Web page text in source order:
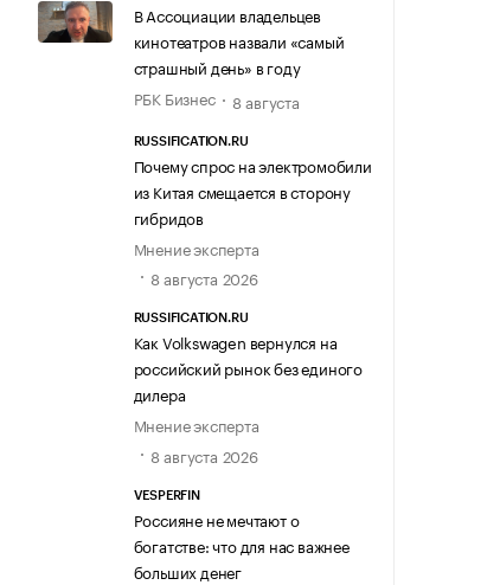
В Ассоциации владельцев
кинотеатров назвали «самый
страшный день» в году
РБК Бизнес
8 августа
RUSSIFICATION.RU
Почему спрос на электромобили
из Китая смещается в сторону
гибридов
Мнение эксперта
8 августа 2026
RUSSIFICATION.RU
Как Volkswagen вернулся на
российский рынок без единого
дилера
Мнение эксперта
8 августа 2026
VESPERFIN
Россияне не мечтают о
богатстве: что для нас важнее
больших денег